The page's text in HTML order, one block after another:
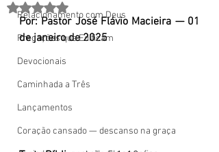
Relacionamento com Deus
Pregações que Edificam
Devocionais
Caminhada a Três
Lançamentos
Coração cansado — descanso na graça
Avaliado com NaN de 5 estrelas.
Por: Pastor José Flávio Macieira — 01
de janeiro de 2025